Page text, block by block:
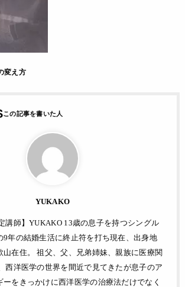
変え方
YUKAKO
講師】YUKAKO 13歳の息子を持つシングル
9年の結婚生活に終止符を打ち現在、出身地
山在住。 祖父、父、兄弟姉妹、親族に医療関
西洋医学の世界を間近で見てきたが息子のア
ーをきっかけに西洋医学の治療法だけでなく